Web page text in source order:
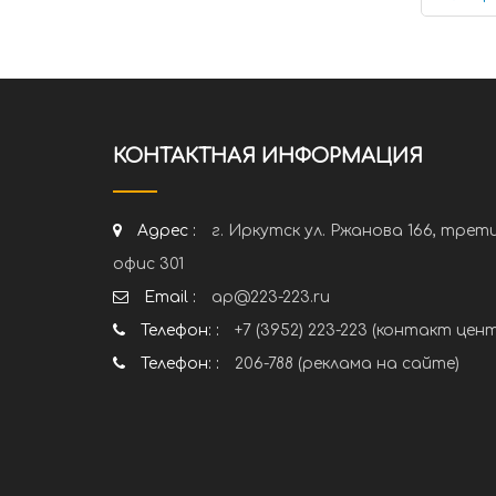
КОНТАКТНАЯ ИНФОРМАЦИЯ
Адрес :
г. Иркутск ул. Ржанова 166,
офис 301
Email :
ap@223-223.ru
Телефон: :
+7 (3952) 223-223 (контакт
Телефон: :
206-788 (реклама на сайте)